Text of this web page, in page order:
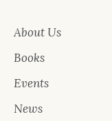
About Us
Books
Events
News